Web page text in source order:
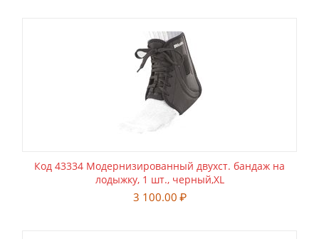
Код 43334 Модернизированный двухст. бандаж на
лодыжку, 1 шт., черный,XL
3 100.00 ₽